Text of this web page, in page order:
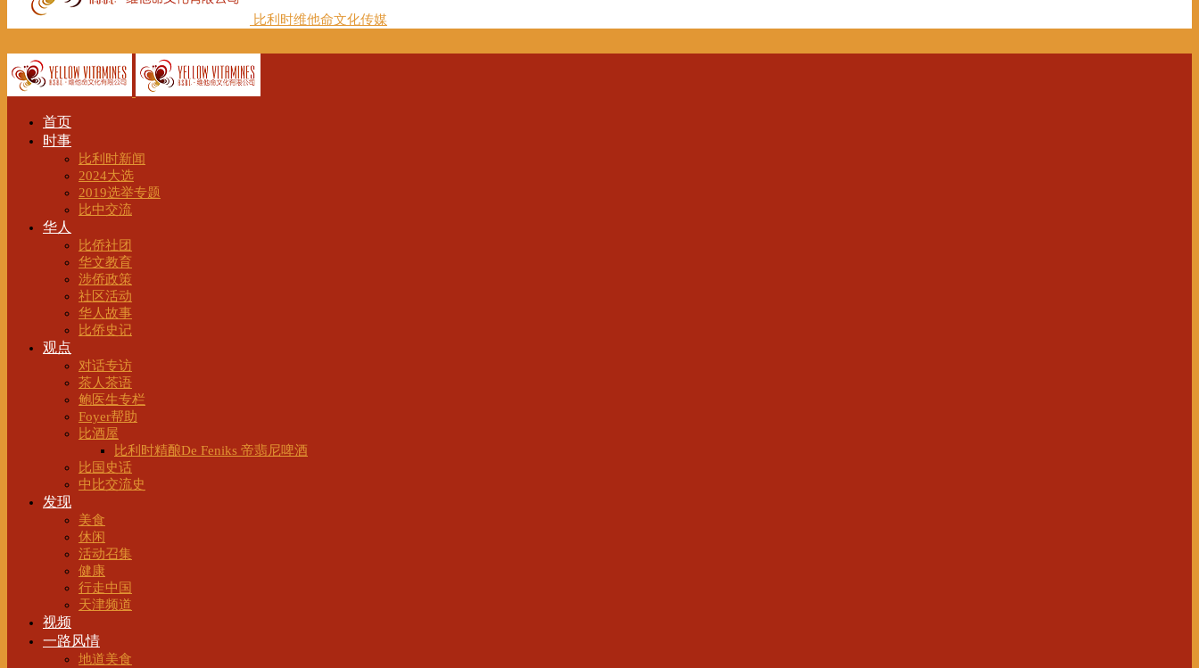
比利时维他命文化传媒
首页
时事
比利时新闻
2024大选
2019选举专题
比中交流
华人
比侨社团
华文教育
涉侨政策
社区活动
华人故事
比侨史记
观点
对话专访
茶人茶语
鲍医生专栏
Foyer帮助
比酒屋
比利时精酿De Feniks 帝翡尼啤酒
比国史话
中比交流史
发现
美食
休闲
活动召集
健康
行走中国
天津频道
视频
一路风情
地道美食